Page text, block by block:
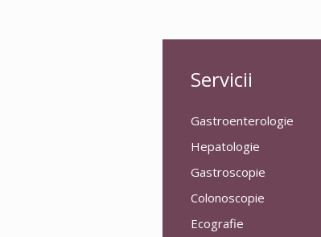
Servicii
Gastroenterologie
Hepatologie
Gastroscopie
Colonoscopie
Ecografie